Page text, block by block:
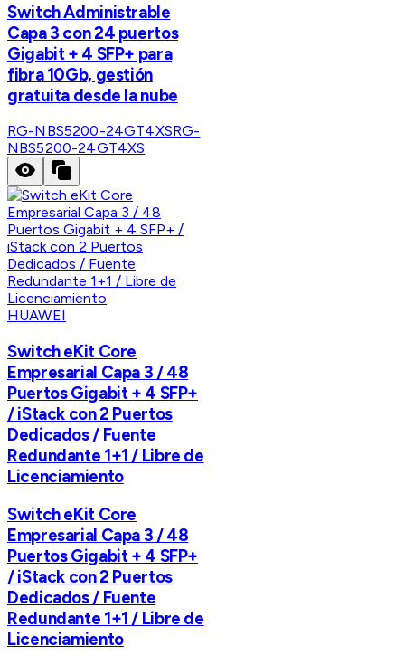
Switch Administrable
Capa 3 con 24 puertos
Gigabit + 4 SFP+ para
fibra 10Gb, gestión
gratuita desde la nube
RG-NBS5200-24GT4XSRG-
NBS5200-24GT4XS
HUAWEI
Switch eKit Core
Empresarial Capa 3 / 48
Puertos Gigabit + 4 SFP+
/ iStack con 2 Puertos
Dedicados / Fuente
Redundante 1+1 / Libre de
Licenciamiento
Switch eKit Core
Empresarial Capa 3 / 48
Puertos Gigabit + 4 SFP+
/ iStack con 2 Puertos
Dedicados / Fuente
Redundante 1+1 / Libre de
Licenciamiento